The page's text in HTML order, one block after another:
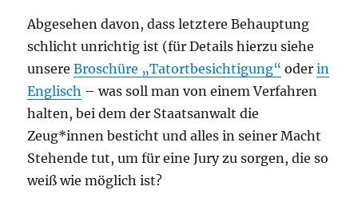
Abgesehen davon, dass letztere Behauptung
schlicht unrichtig ist (für Details hierzu siehe
unsereBroschüre „Tatortbesichtigung“ oderin
Englisch – was soll man von einem Verfahren
halten, bei dem der Staatsanwalt die
Zeug*innen besticht und alles in seiner Macht
Stehende tut, um für eine Jury zu sorgen, die so
weiß wie möglich ist?